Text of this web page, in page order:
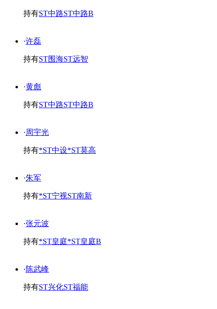
持有ST中路ST中路B
·许磊
持有ST围海ST远智
·黄彪
持有ST中路ST中路B
·周宇光
持有*ST中设*ST莫高
·朱军
持有*ST宁视ST南新
·张元波
持有*ST皇庭*ST皇庭B
·陈武峰
持有ST兴化ST福能